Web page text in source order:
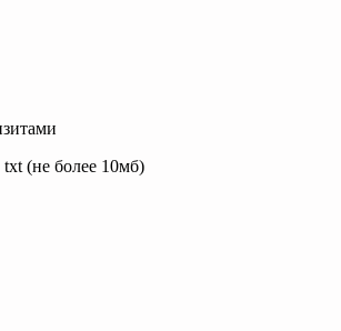
(не более 10мб)